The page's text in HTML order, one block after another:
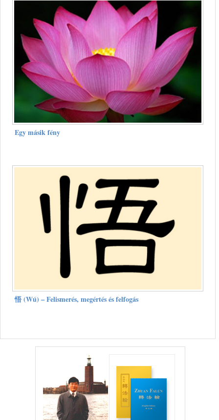
Egy másik fény
悟 (Wú) – Felismerés, megértés és felfogás